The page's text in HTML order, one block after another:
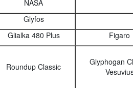
NASA
Glyfos
Glialka 480 Plus
Figaro
Roundup Classic
Glyphogan